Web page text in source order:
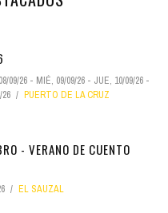
09/26 - MIÉ, 09/09/26 - JUE, 10/09/26 -
26 PUERTO DE LA CRUZ
- VERANO DE CUENTO
EL SAUZAL